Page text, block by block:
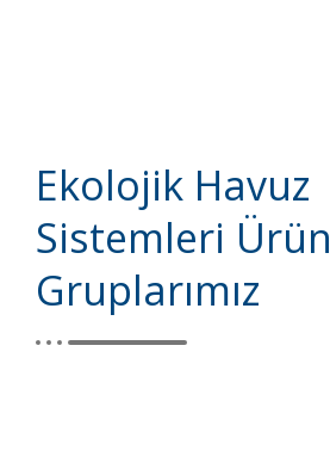
Ekolojik Havuz
Sistemleri Ürün
Gruplarımız